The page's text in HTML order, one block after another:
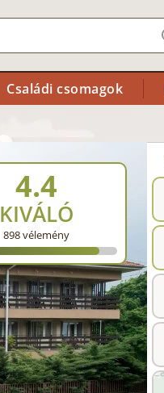
Családi csomagok
4.4
KIVÁLÓ
898vélemény